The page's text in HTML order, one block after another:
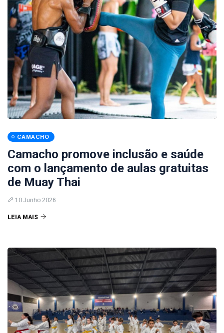
CAMACHO
Camacho promove inclusão e saúde
com o lançamento de aulas gratuitas
de Muay Thai
10 Junho 2026
LEIA MAIS